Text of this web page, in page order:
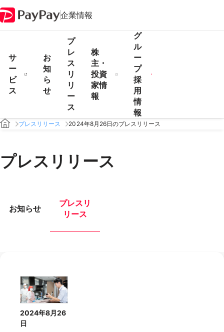
企業情報
サ
ー
ビ
ス
お
知
ら
せ
プ
レ
ス
リ
リ
ー
ス
株
主・
投資
家情
報
グ
ル
ー
プ
採
用
情
報
プレスリリース 2024年8月26日のプレスリリース
プレスリリース
お知らせ
プレスリ
リース
2024年8月26
日